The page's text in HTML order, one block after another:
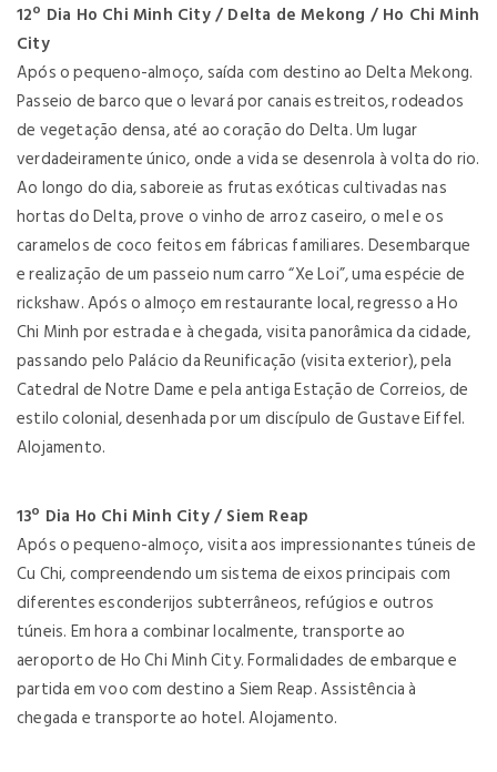
12º Dia Ho Chi Minh City / Delta de Mekong / Ho Chi Minh
City
Após o pequeno-almoço, saída com destino ao Delta Mekong.
Passeio de barco que o levará por canais estreitos, rodeados
de vegetação densa, até ao coração do Delta. Um lugar
verdadeiramente único, onde a vida se desenrola à volta do rio.
Ao longo do dia, saboreie as frutas exóticas cultivadas nas
hortas do Delta, prove o vinho de arroz caseiro, o mel e os
caramelos de coco feitos em fábricas familiares. Desembarque
e realização de um passeio num carro “Xe Loi”, uma espécie de
rickshaw. Após o almoço em restaurante local, regresso a Ho
Chi Minh por estrada e à chegada, visita panorâmica da cidade,
passando pelo Palácio da Reunificação (visita exterior), pela
Catedral de Notre Dame e pela antiga Estação de Correios, de
estilo colonial, desenhada por um discípulo de Gustave Eiffel.
Alojamento.
13º Dia Ho Chi Minh City / Siem Reap
Após o pequeno-almoço, visita aos impressionantes túneis de
Cu Chi, compreendendo um sistema de eixos principais com
diferentes esconderijos subterrâneos, refúgios e outros
túneis. Em hora a combinar localmente, transporte ao
aeroporto de Ho Chi Minh City. Formalidades de embarque e
partida em voo com destino a Siem Reap. Assistência à
chegada e transporte ao hotel. Alojamento.